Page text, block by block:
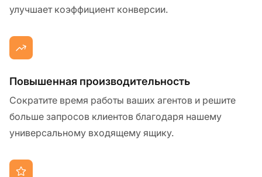
улучшает коэффициент конверсии.
Повышенная производительность
Сократите время работы ваших агентов и решите
больше запросов клиентов благодаря нашему
универсальному входящему ящику.